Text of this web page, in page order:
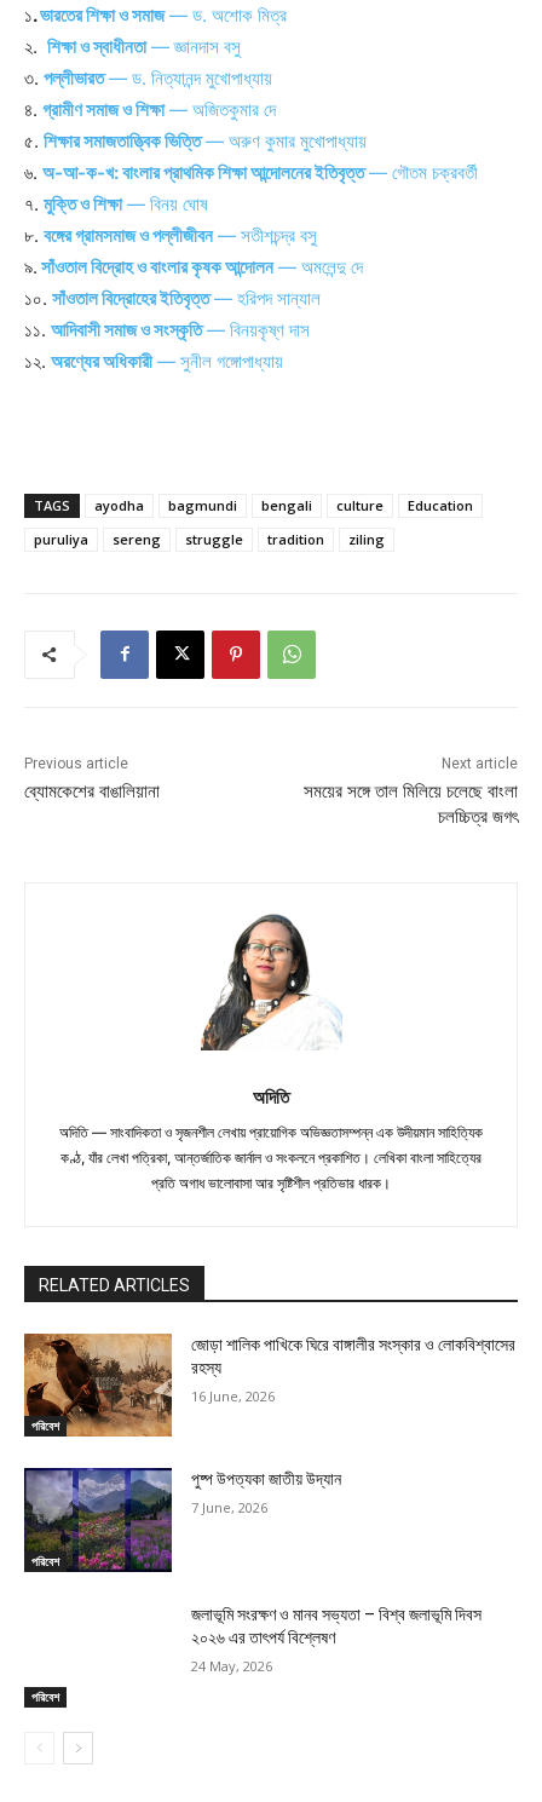
১.ভারতের শিক্ষা ও সমাজ— ড. অশোক মিত্র
২. শিক্ষা ও স্বাধীনতা— জ্ঞানদাস বসু
৩. পল্লীভারত— ড. নিত্যানন্দ মুখোপাধ্যায়
৪. গ্রামীণ সমাজ ও শিক্ষা— অজিতকুমার দে
৫. শিক্ষার সমাজতাত্ত্বিক ভিত্তি— অরুণ কুমার মুখোপাধ্যায়
৬. অ-আ-ক-খ: বাংলার প্রাথমিক শিক্ষা আন্দোলনের ইতিবৃত্ত— গৌতম চক্রবর্তী
৭. মুক্তি ও শিক্ষা— বিনয় ঘোষ
৮. বঙ্গের গ্রামসমাজ ও পল্লীজীবন— সতীশচন্দ্র বসু
৯. সাঁওতাল বিদ্রোহ ও বাংলার কৃষক আন্দোলন— অমলেন্দু দে
১০. সাঁওতাল বিদ্রোহের ইতিবৃত্ত— হরিপদ সান্যাল
১১. আদিবাসী সমাজ ও সংস্কৃতি— বিনয়কৃষ্ণ দাস
১২. অরণ্যের অধিকারী— সুনীল গঙ্গোপাধ্যায়
TAGS ayodha bagmundi bengali culture
Education
puruliya
sereng struggle tradition ziling
Previous article
ব্যোমকেশের বাঙালিয়ানা
Next article
সময়ের সঙ্গে তাল মিলিয়ে চলেছে বাংলা
চলচ্চিত্র জগৎ
অদিতি
অদিতি — সাংবাদিকতা ও সৃজনশীল লেখায় প্রায়োগিক অভিজ্ঞতাসম্পন্ন এক উদীয়মান সাহিত্যিক
কণ্ঠ, যাঁর লেখা পত্রিকা, আন্তর্জাতিক জার্নাল ও সংকলনে প্রকাশিত। লেখিকা বাংলা সাহিত্যের
প্রতি অগাধ ভালোবাসা আর সৃষ্টিশীল প্রতিভার ধারক।
RELATED ARTICLES
পরিবেশ
জোড়া শালিক পাখিকে ঘিরে বাঙ্গালীর সংস্কার ও লোকবিশ্বাসের
রহস্য
16 June, 2026
পরিবেশ
পুষ্প উপত্যকা জাতীয় উদ্যান
7 June, 2026
পরিবেশ
জলাভূমি সংরক্ষণ ও মানব সভ্যতা – বিশ্ব জলাভূমি দিবস
২০২৬ এর তাৎপর্য বিশ্লেষণ
24 May, 2026